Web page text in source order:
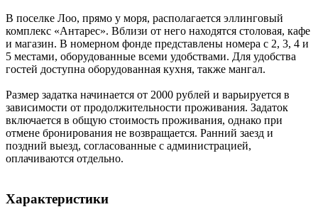
В поселке Лоо, прямо у моря, располагается эллинговый
комплекс «Антарес». Вблизи от него находятся столовая, кафе
и магазин. В номерном фонде представлены номера с 2, 3, 4 и
5 местами, оборудованные всеми удобствами. Для удобства
гостей доступна оборудованная кухня, также мангал.
Размер задатка начинается от 2000 рублей и варьируется в
зависимости от продолжительности проживания. Задаток
включается в общую стоимость проживания, однако при
отмене бронирования не возвращается. Ранний заезд и
поздний выезд, согласованные с администрацией,
оплачиваются отдельно.
Характеристики